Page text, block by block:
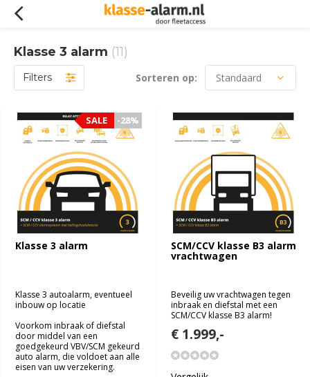
Klasse 3 alarm (11)
Filters Sorteren op:
Klasse 3 alarm
Klasse 3 autoalarm, eventueel
inbouw op locatie
Voorkom inbraak of diefstal
door middel van een
goedgekeurd VBV/SCM gekeurd
auto alarm, die voldoet aan alle
eisen van uw verzekering.
-28%
SALE -28%
SALE
SCM/CCV klasse B3 alarm
vrachtwagen
Beveilig uw vrachtwagen tegen
inbraak en diefstal met een
SCM/CCV klasse B3 alarm!
€ 1.999,-